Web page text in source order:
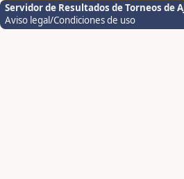
Servidor de Resultados de Torneos de
Aviso legal/Condiciones de uso